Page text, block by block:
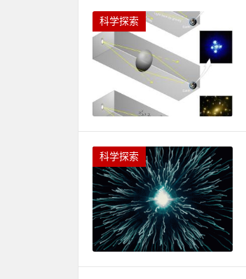
科学探索
科学探索